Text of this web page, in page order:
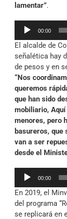
lamentar”.
Reproductor
audio
00:00
El alcalde de
señalética hay
de pesos y en
“Nos
queremos
que han sido
mobiliario,
menores, pero
basureros, que
van a ser
desde el
Reproductor
audio
00:00
En 2019, el
del programa
se replicará en